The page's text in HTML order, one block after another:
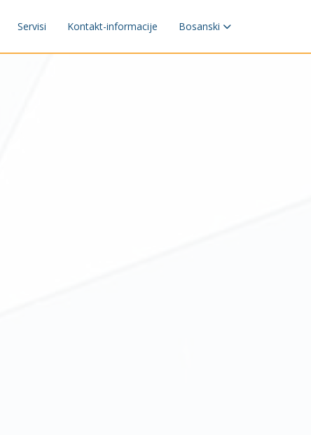
Servisi Kontakt-informacije Bosanski